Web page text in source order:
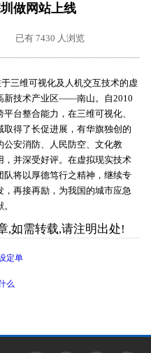
深一集团优势
外地客户专栏
工单提交
做网站上线
已有 7430 人浏览
三维可视化及人机交互技术的虚
新技术产业区——南山。自2010
台整合能力，在三维可视化、
得了长促进展，有华旗独创的
安消防、人民防空、文化教
并深受好评。在虚拟现实技术
将以厚德笃行之精神，继续专
再接再励，为我国的城市应急
,如需转载,请注明出处!
定单
么